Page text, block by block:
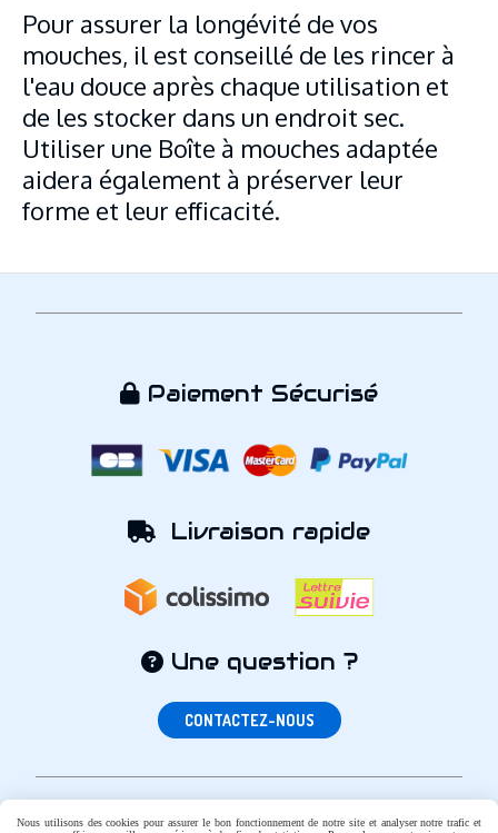
Pour assurer la longévité de vos
mouches, il est conseillé de les rincer à
l'eau douce après chaque utilisation et
de les stocker dans un endroit sec.
Utiliser une Boîte à mouches adaptée
aidera également à préserver leur
forme et leur efficacité.
 Paiement Sécurisé
 Livraison rapide
Une question ?
CONTACTEZ-NOUS
Nous utilisons des cookies pour assurer le bon fonctionnement de notre site et analyser notre trafic et